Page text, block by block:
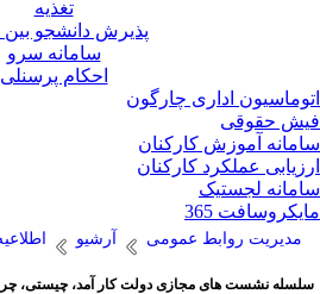
تغذیه
پذیرش دانشجو بین
سامانه سرو
احکام پرسنلی
اداری چارگون
حقوقی
آموزش کارکنان
عملکرد کارکنان
لجستیک
365
مدیریت روابط عمومی آرشیو اطلاعیه
نشست های مجازی دولت کار آمد، چیستی،